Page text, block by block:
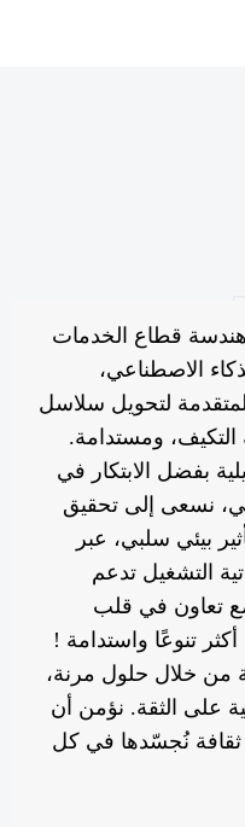
قطاع الخدمات
الاصطناعي،
لتحويل سلاسل
ومستدامة.
بفضل الابتكار في
نسعى إلى تحقيق
بيئي سلبي، عبر
التشغيل تدعم
2030 وتضع تعاون في قلب
تنوعًا واستدامة !
من خلال حلول مرنة،
الثقة. نؤمن أن
نُجسّدها في كل